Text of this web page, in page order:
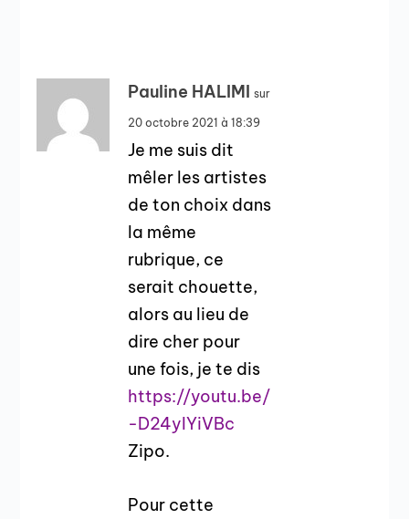
Pauline HALIMI sur
20 octobre 2021 à 18:39
Je me suis dit
mêler les artistes
de ton choix dans
la même
rubrique, ce
serait chouette,
alors au lieu de
dire cher pour
une fois, je te dis
https://youtu.be/
-D24yIYiVBc
Zipo.
Pour cette